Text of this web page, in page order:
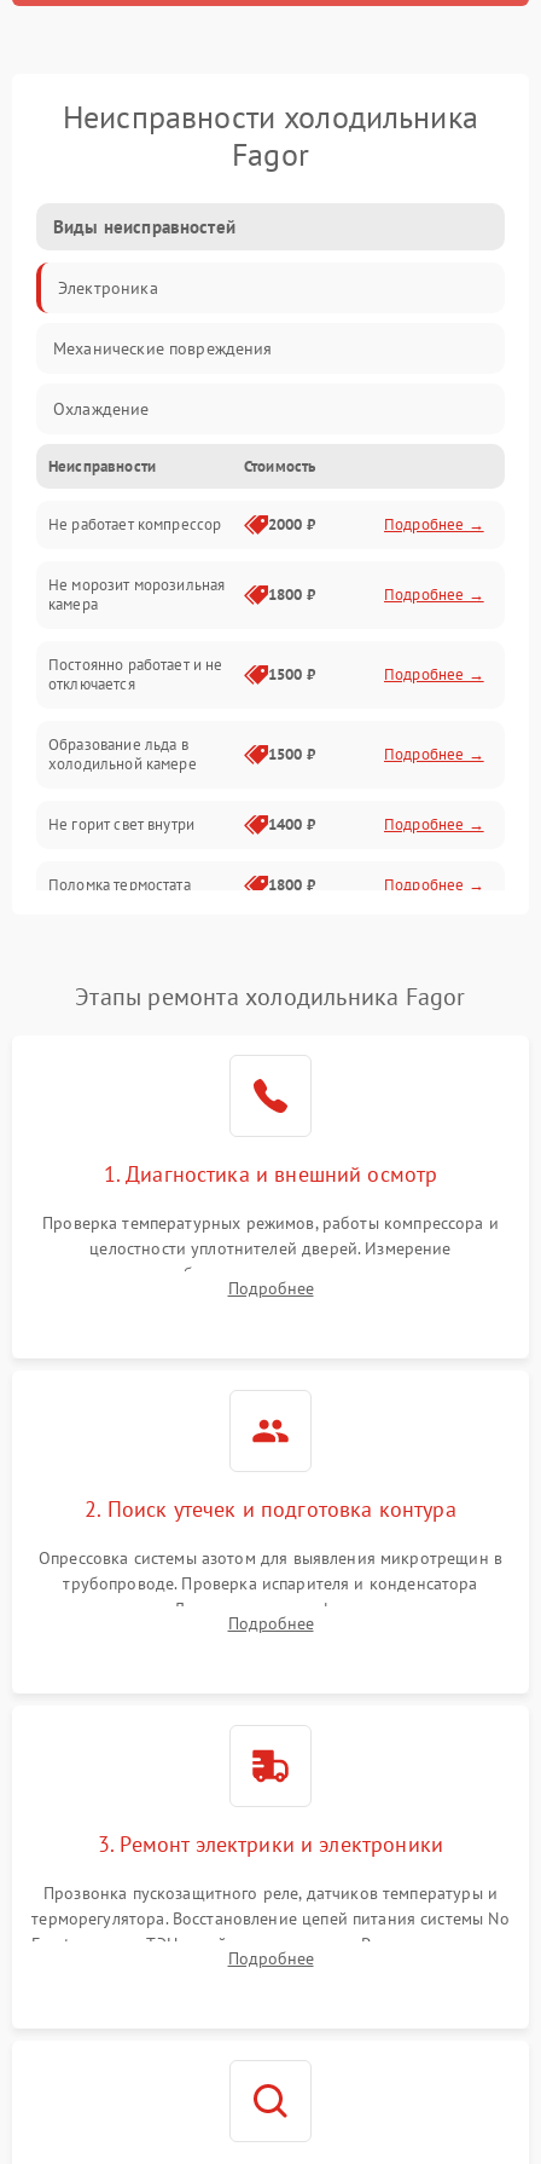
Неисправности холодильника
Fagor
Виды неисправностей
Электроника
Механические повреждения
Охлаждение
Механика
Электропитание
Дренаж
Неисправности Стоимость
Не работает компрессор 2000 ₽ Подробнее →
Не морозит морозильная
камера
1800 ₽ Подробнее →
Постоянно работает и не
отключается
1500 ₽ Подробнее →
Образование льда в
холодильной камере
1500 ₽ Подробнее →
Не горит свет внутри 1400 ₽ Подробнее →
Поломка термостата 1800 ₽ Подробнее →
Поломка системы No Frost 2600 ₽ Подробнее →
работе
2000 ₽ Подробнее →
1000 ₽
1800 ₽
Этапы ремонта холодильника Fagor
1. Диагностика и внешний осмотр
Проверка температурных режимов, работы компрессора и
целостности уплотнителей дверей. Измерение
сопротивления обмоток мотора, проверка термостата и
считывание кодов ошибок с электронного дисплея.
Подробнее
2. Поиск утечек и подготовка контура
Опрессовка системы азотом для выявления микротрещин в
трубопроводе. Проверка испарителя и конденсатора
течеискателем. Демонтаж старого фильтра-осушителя и
продувка капиллярной трубки для устранения засоров.
Подробнее
3. Ремонт электрики и электроники
Прозвонка пускозащитного реле, датчиков температуры и
терморегулятора. Восстановление цепей питания системы No
Frost, включая ТЭН оттайки и вентилятор. Ремонт или замена
платы управления при сбоях алгоритмов.
Подробнее